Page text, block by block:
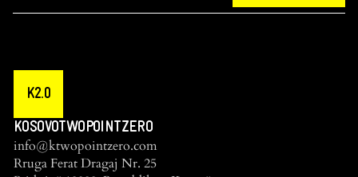
K2.0
KOSOVOTWOPOINTZERO
info@ktwopointzero.com
Rruga Ferat Dragaj Nr. 25